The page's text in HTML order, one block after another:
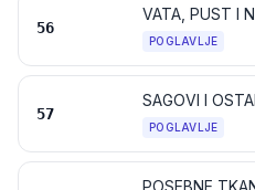
56
POGLAVLJE
57
POGLAVLJE